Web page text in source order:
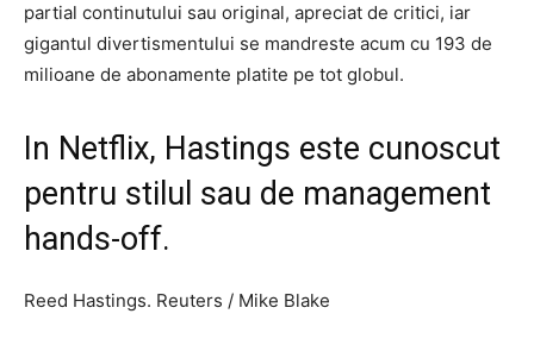
partial continutului sau original, apreciat de critici, iar
gigantul divertismentului se mandreste acum cu 193 de
milioane de abonamente platite pe tot globul.
In Netflix, Hastings este cunoscut
pentru stilul sau de management
hands-off.
Reed Hastings. Reuters / Mike Blake